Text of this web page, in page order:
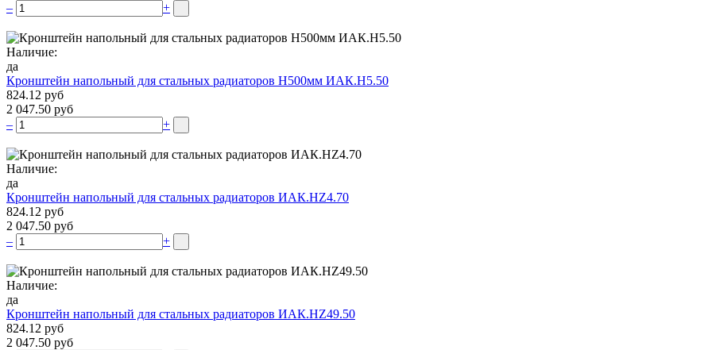
–
+
Наличие:
да
Кронштейн напольный для стальных радиаторов Н500мм ИАК.Н5.50
824.12 руб
2 047.50 руб
–
+
Наличие:
да
Кронштейн напольный для стальных радиаторов ИАК.НZ4.70
824.12 руб
2 047.50 руб
–
+
Наличие:
да
Кронштейн напольный для стальных радиаторов ИАК.НZ49.50
824.12 руб
2 047.50 руб